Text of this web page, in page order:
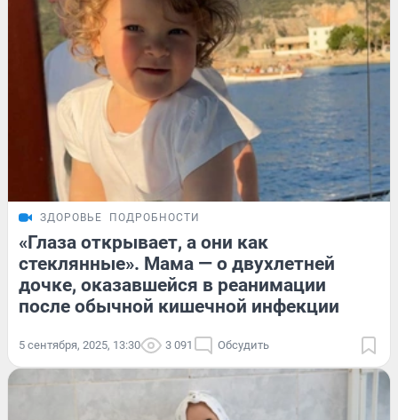
ЗДОРОВЬЕ ПОДРОБНОСТИ
«Глаза открывает, а они как
стеклянные». Мама — о двухлетней
дочке, оказавшейся в реанимации
после обычной кишечной инфекции
5 сентября, 2025, 13:30 3 091 Обсудить